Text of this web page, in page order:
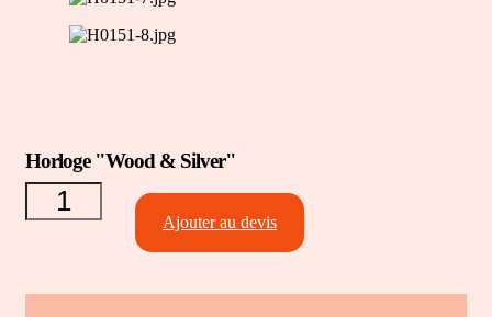
Horloge "Wood & Silver"
de
Horloge
"Wood
Ajouter au devis